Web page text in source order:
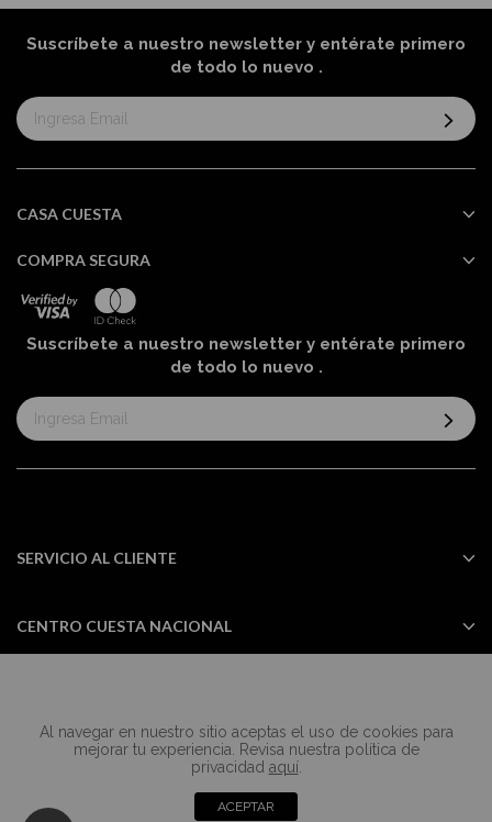
Al navegar en nuestro sitio aceptas el uso de cookies para
mejorar tu experiencia. Revisa nuestra política de
privacidad aquí.
ACEPTAR
Suscríbete a nuestro newsletter y entérate primero
de todo lo nuevo .
Suscríbase
al
informativo:
CASA CUESTA
COMPRA SEGURA
Suscríbete a nuestro newsletter y entérate primero
de todo lo nuevo .
Suscríbase
al
informativo:
SERVICIO AL CLIENTE
CENTRO CUESTA NACIONAL
Todos los derechos reservados Casa
Cuesta ©2024